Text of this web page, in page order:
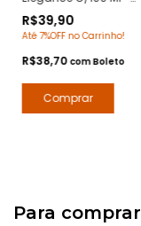
Carolina Herrera- Deo
Colônia Desodorante
Premium - Arte 1
R$39,90
Até 7%OFF no Carrinho!
R$38,70 comBoleto
Para